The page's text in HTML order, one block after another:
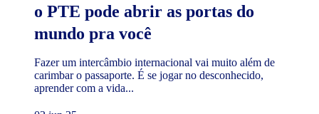
o PTE pode abrir as portas do
mundo pra você
Fazer um intercâmbio internacional vai muito além de
carimbar o passaporte. É se jogar no desconhecido,
aprender com a vida...